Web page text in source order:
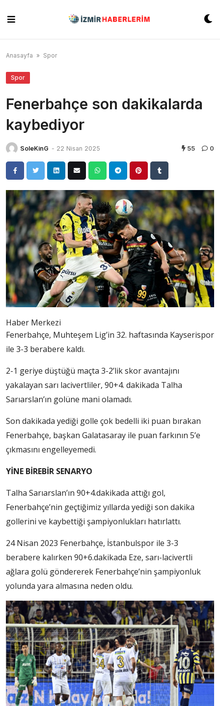
content
Anasayfa » Spor
Spor
Fenerbahçe son dakikalarda
kaybediyor
SoleKinG - 22 Nisan 2025 55 0
Haber Merkezi
Fenerbahçe, Muhteşem Lig’in 32. haftasında Kayserispor
ile 3-3 berabere kaldı.
2-1 geriye düştüğü maçta 3-2’lik skor avantajını
yakalayan sarı lacivertliler, 90+4. dakikada Talha
Sarıarslan’ın golüne mani olamadı.
Son dakikada yediği golle çok bedelli iki puan bırakan
Fenerbahçe, başkan Galatasaray ile puan farkının 5’e
çıkmasını engelleyemedi.
YİNE BİREBİR SENARYO
Talha Sarıarslan’ın 90+4.dakikada attığı gol,
Fenerbahçe’nin geçtiğimiz yıllarda yediği son dakika
gollerini ve kaybettiği şampiyonlukları hatırlattı.
24 Nisan 2023 Fenerbahçe, İstanbulspor ile 3-3
berabere kalırken 90+6.dakikada Eze, sarı-lacivertli
ağlara golü göndererek Fenerbahçe’nin şampiyonluk
yolunda yara almasına neden oldu.